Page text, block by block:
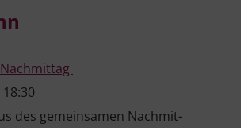
18:30
des gemein­sa­men Nach­mit­